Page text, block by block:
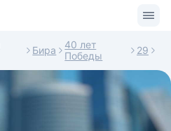
Бира
40 лет
Победы
29